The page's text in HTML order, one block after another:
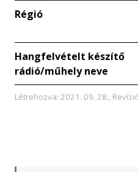
Régió
Hangfelvételt készítő
rádió/műhely neve
Létrehozva: 2021. 09. 28.;